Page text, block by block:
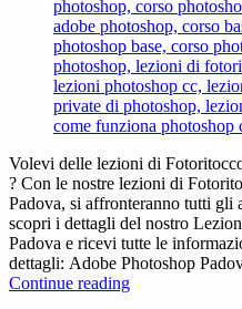
Volevi delle lezioni di
? Con le nostre lezioni di
Padova, si affronteranno tutti gli
scopri i dettagli del nostro
Padova e ricevi tutte le
dettagli: Adobe Photoshop
Continue readingLezioni